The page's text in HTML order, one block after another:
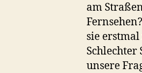
am
sie
Schlechter
unsere